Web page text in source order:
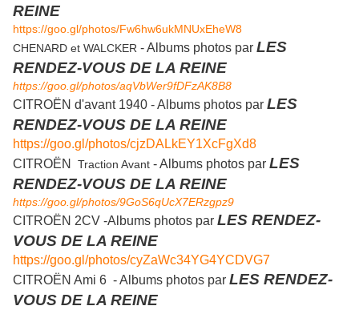
REINE
https://goo.gl/photos/Fw6hw6ukMNUxEheW8
CHENARD et WALCKER - Albums photos par LES
RENDEZ-VOUS DE LA REINE
https://goo.gl/photos/aqVbWer9fDFzAK8B8
CITROËN d'avant 1940 - Albums photos par LES
RENDEZ-VOUS DE LA REINE
https://goo.gl/photos/cjzDALkEY1XcFgXd8
CITROËN
Traction Avant - Albums photos par LES
RENDEZ-VOUS DE LA REINE
https://goo.gl/photos/9GoS6qUcX7ERzgpz9
CITROËN 2CV -Albums photos par LES RENDEZ-
VOUS DE LA REINE
https://goo.gl/photos/cyZaWc34YG4YCDVG7
CITROËN Ami 6 - Albums photos par LES RENDEZ-
VOUS DE LA REINE